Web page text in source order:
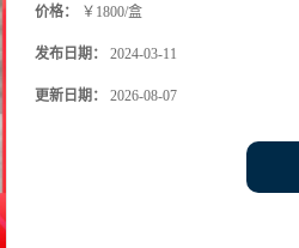
价格： ￥1800/盒
发布日期： 2024-03-11
更新日期： 2026-08-07